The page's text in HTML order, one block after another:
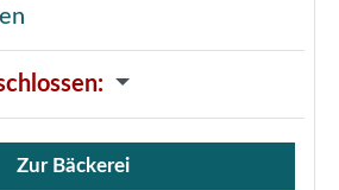
:
Zur Bäckerei